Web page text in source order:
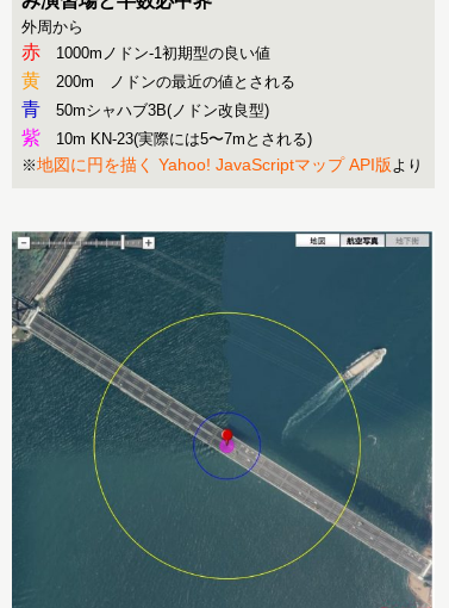
外周から
赤 1000mノドン-1初期型の良い値
黄 200m ノドンの最近の値とされる
青 50mシャハブ3B(ノドン改良型)
紫 10m KN-23(実際には5〜7mとされる)
※地図に円を描く Yahoo! JavaScriptマップ API版 より